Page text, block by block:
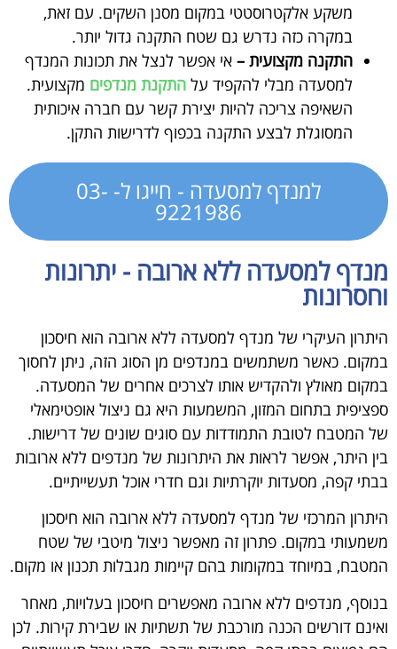
משקע אלקטרוסטטי במקום מסנן השקים. עם זאת,
במקרה כזה נדרש גם שטח התקנה גדול יותר.
התקנה מקצועית – אי אפשר לנצל את תכונות המנדף
למסעדה מבלי להקפיד על התקנת מנדפים מקצועית.
השאיפה צריכה להיות יצירת קשר עם חברה איכותית
המסוגלת לבצע התקנה בכפוף לדרישות התקן.
למנדף למסעדה - חייגו ל- 03-
9221986
מנדף למסעדה ללא ארובה - יתרונות
וחסרונות
היתרון העיקרי של מנדף למסעדה ללא ארובה הוא חיסכון
במקום. כאשר משתמשים במנדפים מן הסוג הזה, ניתן לחסוך
במקום מאולץ ולהקדיש אותו לצרכים אחרים של המסעדה.
ספציפית בתחום המזון, המשמעות היא גם ניצול אופטימאלי
של המטבח לטובת התמודדות עם סוגים שונים של דרישות.
בין היתר, אפשר לראות את היתרונות של מנדפים ללא ארובות
בבתי קפה, מסעדות יוקרתיות וגם חדרי אוכל תעשייתיים.
היתרון המרכזי של מנדף למסעדה ללא ארובה הוא חיסכון
משמעותי במקום. פתרון זה מאפשר ניצול מיטבי של שטח
המטבח, במיוחד במקומות בהם קיימות מגבלות תכנון או מקום.
בנוסף, מנדפים ללא ארובה מאפשרים חיסכון בעלויות, מאחר
ואינם דורשים הכנה מורכבת של תשתיות או שבירת קירות. לכן